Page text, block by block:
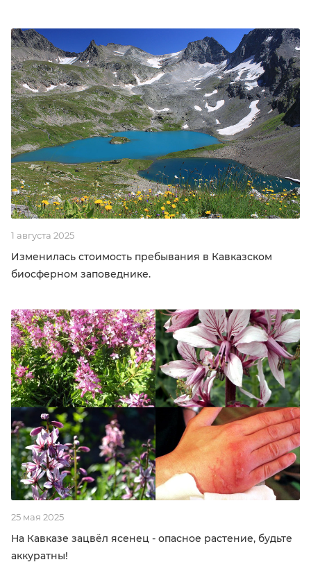
1 августа 2025
Изменилась стоимость пребывания в Кавказском
биосферном заповеднике.
25 мая 2025
На Кавказе зацвёл ясенец - опасное растение, будьте
аккуратны!